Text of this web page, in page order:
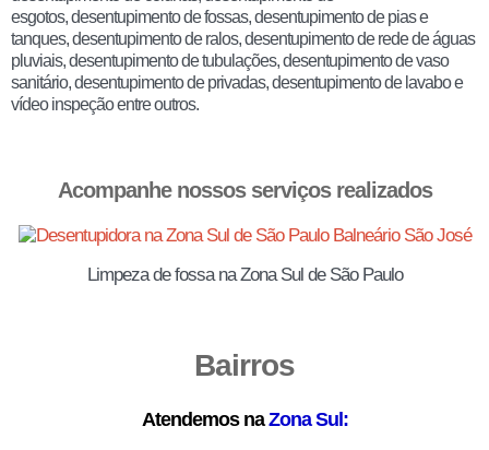
esgotos, desentupimento de fossas, desentupimento de pias e
tanques, desentupimento de ralos, desentupimento de rede de águas
pluviais, desentupimento de tubulações, desentupimento de vaso
sanitário, desentupimento de privadas, desentupimento de lavabo e
vídeo inspeção entre outros.
Acompanhe nossos serviços realizados
Limpeza de fossa na Zona Sul de São Paulo
Bairros
Atendemos naZona Sul: